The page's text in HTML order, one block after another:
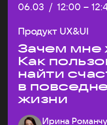
Дата:
06.03 / Начало:
12:00 –
Продукт UX&UI
Зачем мне
Как
найти
в
жизни
Ирина